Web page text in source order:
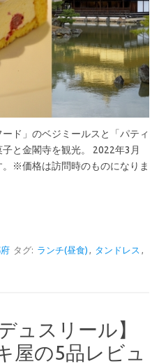
ド」のベジミールスと「パティ
と金閣寺を観光。 2022年3月
※価格は訪問時のものになりま
タグ: ランチ(昼食) , タンドレス ,
ュスリール】
屋の5品レビュ